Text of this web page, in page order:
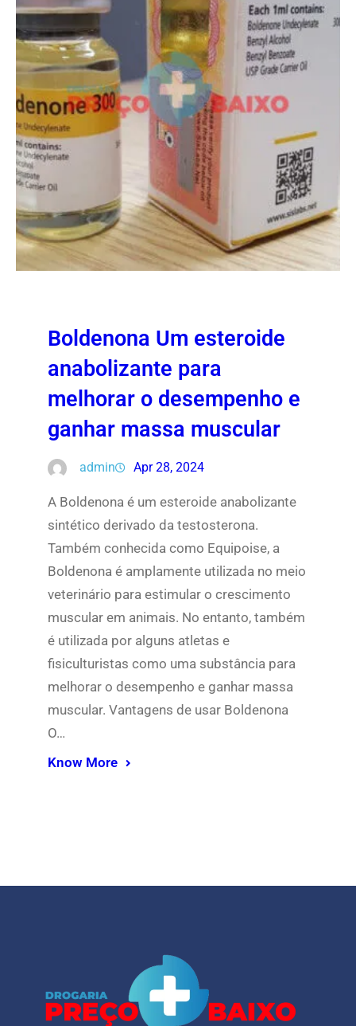
Boldenona Um esteroide
anabolizante para
melhorar o desempenho e
ganhar massa muscular
admin Apr 28, 2024
A Boldenona é um esteroide anabolizante
sintético derivado da testosterona.
Também conhecida como Equipoise, a
Boldenona é amplamente utilizada no meio
veterinário para estimular o crescimento
muscular em animais. No entanto, também
é utilizada por alguns atletas e
fisiculturistas como uma substância para
melhorar o desempenho e ganhar massa
muscular. Vantagens de usar Boldenona
O…
Know More